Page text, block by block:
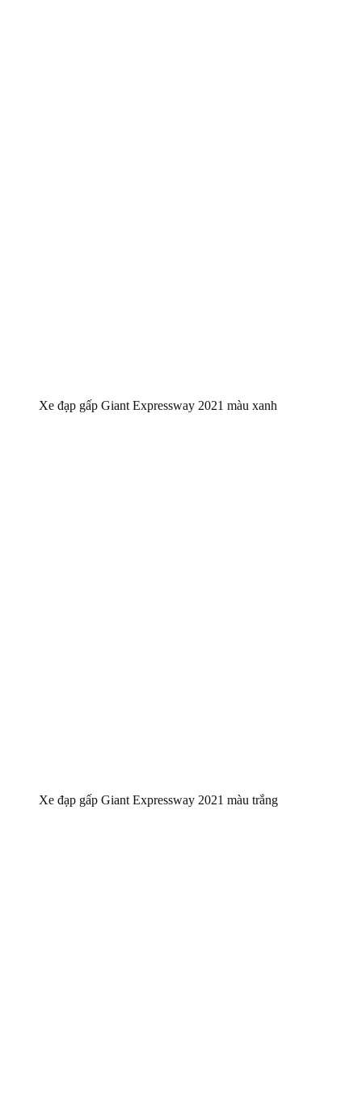
Xe đạp gấp Giant Expressway 2021 màu xanh
Xe đạp gấp Giant Expressway 2021 màu trắng